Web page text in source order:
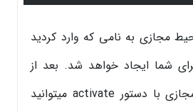
مجازی به نامی که وارد کردید
شما ایجاد خواهد شد. بعد از
ایجاد کردن محیط مجازی با دستور activate میتوانید